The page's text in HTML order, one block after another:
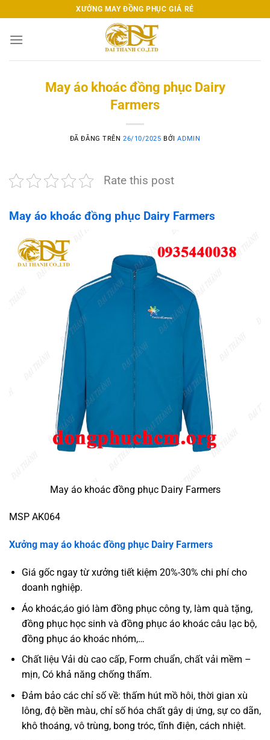
đến
nội
XƯỞNG MAY ĐỒNG PHỤC GIÁ RẺ
May áo khoác đồng phục Dairy
Farmers
ĐÃ ĐĂNG TRÊN26/10/2025 BỞIADMIN
Rate this post
May áo khoác đồng phục Dairy Farmers
May áo khoác đồng phục Dairy Farmers
MSP AK064
Xưởng may áo khoác đồng phục Dairy Farmers
Giá gốc ngay từ xưởng tiết kiệm 20%-30% chi phí cho
doanh nghiệp.
Áo khoác,áo gió làm đồng phục công ty, làm quà tặng,
đồng phục học sinh và đồng phục áo khoác câu lạc bộ,
đồng phục áo khoác nhóm,…
Chất liệu Vải dù cao cấp, Form chuẩn, chất vải mềm –
mịn, Có khả năng chống thấm.
Đảm bảo các chỉ số về: thấm hút mồ hôi, thời gian xù
lông, độ bền màu, chỉ số hóa chất gây dị ứng, sự co dãn,
khô thoáng, vô trùng, bong tróc, tĩnh điện, cách nhiệt.